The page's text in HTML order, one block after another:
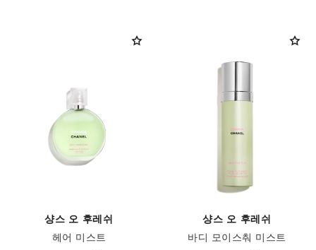
샹스 오 후레쉬
헤어 미스트
샹스 오 후레쉬
바디 모이스춰 미스트